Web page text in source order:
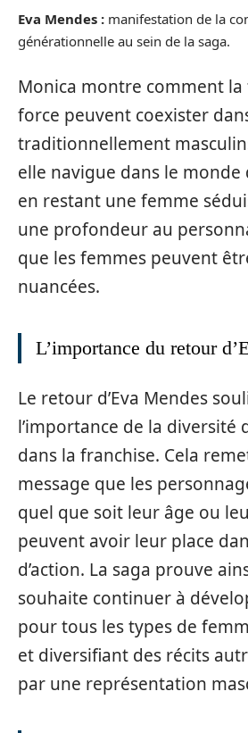
Eva Mendes : manifestation de la
générationnelle au sein de la saga.
Monica montre comment
force peuvent coexister
traditionnellement
elle navigue dans le monde
en restant une femme
une profondeur au
que les femmes peuvent
nuancées.
L’importance du retour
Le retour d’Eva Mendes
l’importance de la diversité
dans la franchise. Cela
message que les
quel que soit leur âge ou
peuvent avoir leur place
d’action. La saga prouve
souhaite continuer à
pour tous les types de
et diversifiant des récits
par une représentation